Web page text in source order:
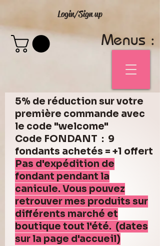
Login/Sign up
Menus :
5% de réduction sur votre
première commande avec
le code "welcome"
Code FONDANT : 9
fondants achetés = +1 offert
Pas d'expédition de
fondant pendant la
canicule. Vous pouvez
retrouver mes produits sur
différents marché et
boutique tout l'été. (dates
sur la page d'accueil)